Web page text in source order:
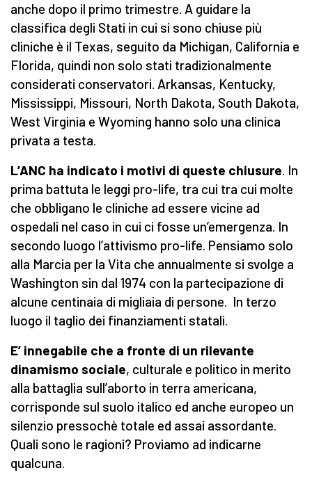
anche dopo il primo trimestre. A guidare la
classifica degli Stati in cui si sono chiuse più
cliniche è il Texas, seguito da Michigan, California e
Florida, quindi non solo stati tradizionalmente
considerati conservatori. Arkansas, Kentucky,
Mississippi, Missouri, North Dakota, South Dakota,
West Virginia e Wyoming hanno solo una clinica
privata a testa.
L’ANC ha indicato i motivi di queste chiusure. In
prima battuta le leggi pro-life, tra cui tra cui molte
che obbligano le cliniche ad essere vicine ad
ospedali nel caso in cui ci fosse un’emergenza. In
secondo luogo l’attivismo pro-life. Pensiamo solo
alla Marcia per la Vita che annualmente si svolge a
Washington sin dal 1974 con la partecipazione di
alcune centinaia di migliaia di persone. In terzo
luogo il taglio dei finanziamenti statali.
E’ innegabile che a fronte di un rilevante
dinamismo sociale, culturale e politico in merito
alla battaglia sull’aborto in terra americana,
corrisponde sul suolo italico ed anche europeo un
silenzio pressochè totale ed assai assordante.
Quali sono le ragioni? Proviamo ad indicarne
qualcuna.